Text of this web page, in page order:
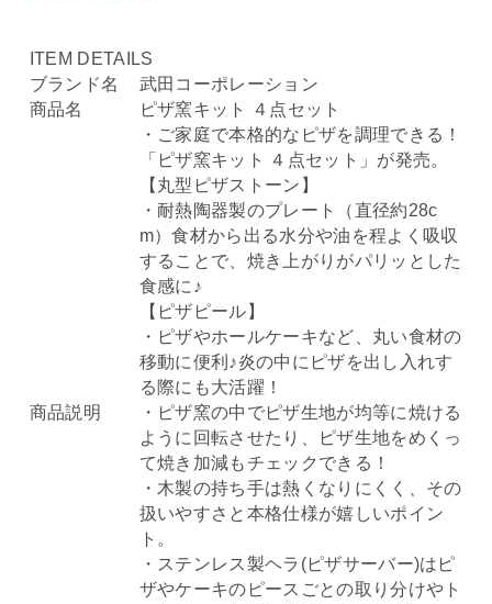
ITEM DETAILS
ブランド名
武田コーポレーション
商品名
ピザ窯キット ４点セット
商品説明
・ご家庭で本格的なピザを調理できる！
「ピザ窯キット ４点セット」が発売。
【丸型ピザストーン】
・耐熱陶器製のプレート（直径約28c
m）食材から出る水分や油を程よく吸収
することで、焼き上がりがパリッとした
食感に♪
【ピザピール】
・ピザやホールケーキなど、丸い食材の
移動に便利♪炎の中にピザを出し入れす
る際にも大活躍！
・ピザ窯の中でピザ生地が均等に焼ける
ように回転させたり、ピザ生地をめくっ
て焼き加減もチェックできる！
・木製の持ち手は熱くなりにくく、その
扱いやすさと本格仕様が嬉しいポイン
ト。
・ステンレス製ヘラ(ピザサーバー)はピ
ザやケーキのピースごとの取り分けやト